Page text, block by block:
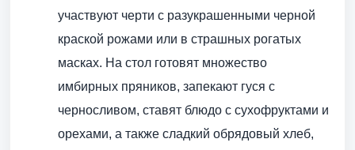
участвуют черти с разукрашенными черной
краской рожами или в страшных рогатых
масках. На стол готовят множество
имбирных пряников, запекают гуся с
черносливом, ставят блюдо с сухофруктами и
орехами, а также сладкий обрядовый хлеб,